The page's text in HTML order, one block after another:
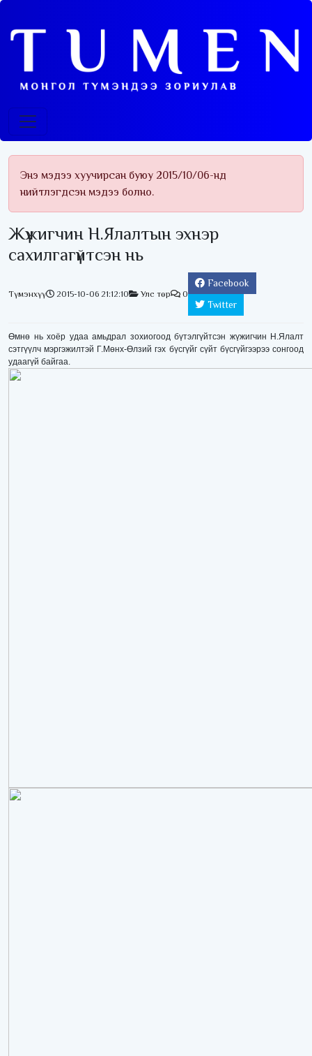
Энэ мэдээ хуучирсан буюу 2015/10/06-нд
нийтлэгдсэн мэдээ болно.
Жүжигчин Н.Ялалтын эхнэр
сахилгагүйтсэн нь
Түмэнхүү 2015-10-06 21:12:10 Улс төр 0
Facebook
Twitter
Өмнө нь хоёр удаа амьдрал зохиогоод бүтэлгүйтсэн жүжигчин Н.Ялалт
сэтгүүлч мэргэжилтэй Г.Мөнх-Өлзий гэх бүсгүйг сүйт бүсгүйгээрээ сонгоод
удаагүй байгаа.